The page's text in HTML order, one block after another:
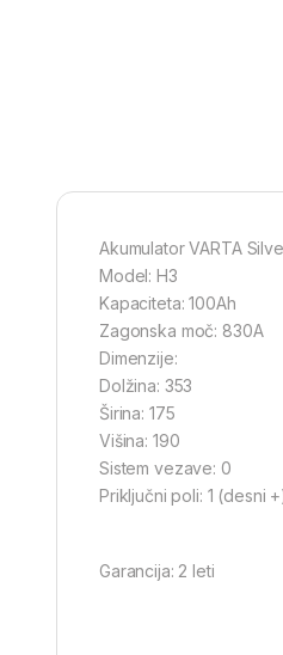
Akumulator VARTA
Model: H3
Kapaciteta: 100Ah
Zagonska moč: 830A
Dimenzije:
Dolžina: 353
Širina: 175
Višina: 190
Sistem vezave: 0
Priključni poli: 1 (desni
Garancija: 2 leti